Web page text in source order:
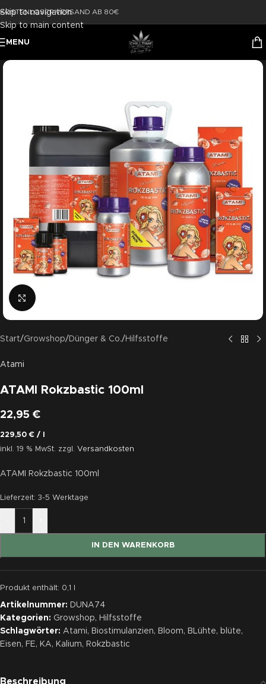
Skip to navigation
Skip to main content
KOSTENLOSER VERSAND AB 80€
MENU
Click to enlarge
Start/Growshop/ Dünger & Co./ Hilfsstoffe
Atami
ATAMI Rokzbastic 100ml
22,95 €
229,50€ /
inkl. 19 % MwSt. zzgl. Versandkosten
ATAMI Rokzbastic 100ml
Lieferzeit: 3-5 Werktage
IN DEN WARENKORB
Produkt enthält: 0,1
Artikelnummer: DUNA74
Kategorien: Growshop, Hilfsstoffe
Schlagwörter: Atami, Biostimulanzien, Bloom, BLühte, blüte,
Eisen, FE, KA, Kalium, Rokzbastic
Beschreibung